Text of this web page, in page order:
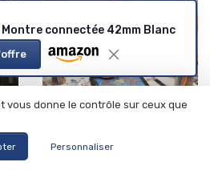
connectée 42mm Blanc
vous donne le contrôle sur ceux que
Personnaliser